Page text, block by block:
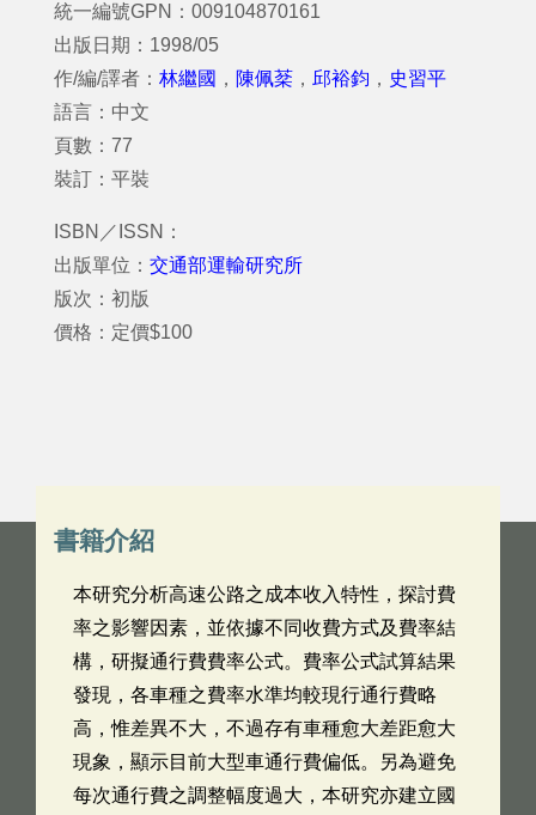
統一編號GPN：009104870161
出版日期：1998/05
作/編/譯者： 林繼國 ， 陳佩棻 ， 邱裕鈞 ， 史習平
語言：中文
頁數：77
裝訂：平裝
ISBN／ISSN：
出版單位： 交通部運輸研究所
版次：初版
價格：定價$100
書籍介紹
本研究分析高速公路之成本收入特性，探討費
率之影響因素，並依據不同收費方式及費率結
構，研擬通行費費率公式。費率公式試算結果
發現，各車種之費率水準均較現行通行費略
高，惟差異不大，不過存有車種愈大差距愈大
現象，顯示目前大型車通行費偏低。另為避免
每次通行費之調整幅度過大，本研究亦建立國